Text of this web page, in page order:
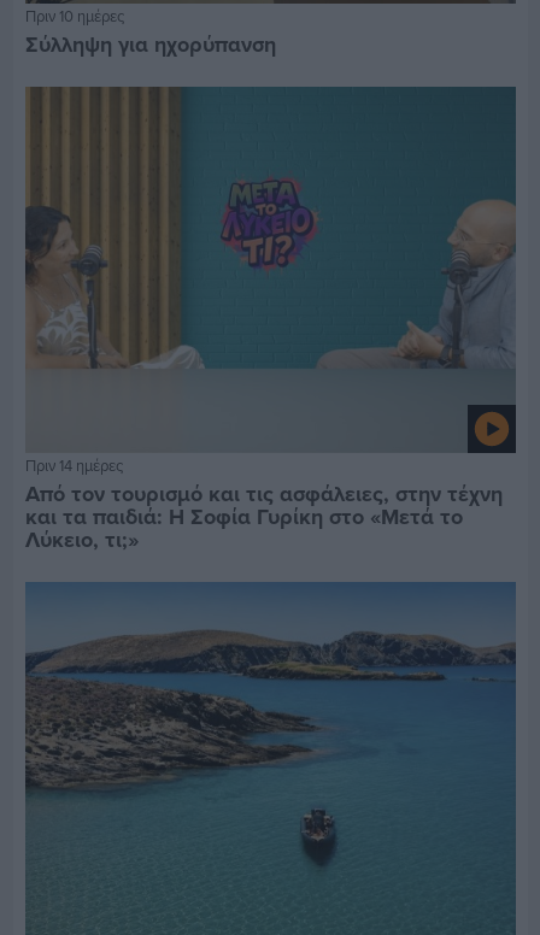
Πριν 10 ημέρες
Σύλληψη για ηχορύπανση
Πριν 14 ημέρες
Από τον τουρισμό και τις ασφάλειες, στην τέχνη
και τα παιδιά: Η Σοφία Γυρίκη στο «Μετά το
Λύκειο, τι;»